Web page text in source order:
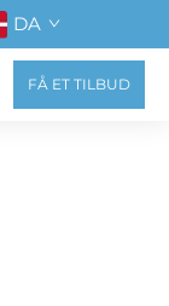
DA
FÅ ET TILBUD